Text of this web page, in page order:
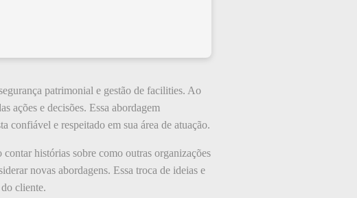
patrimonial e gestão de facilities. Ao
ações e decisões. Essa abordagem
confiável e respeitado em sua área de atuação.
histórias sobre como outras organizações
novas abordagens. Essa troca de ideias e
cliente.